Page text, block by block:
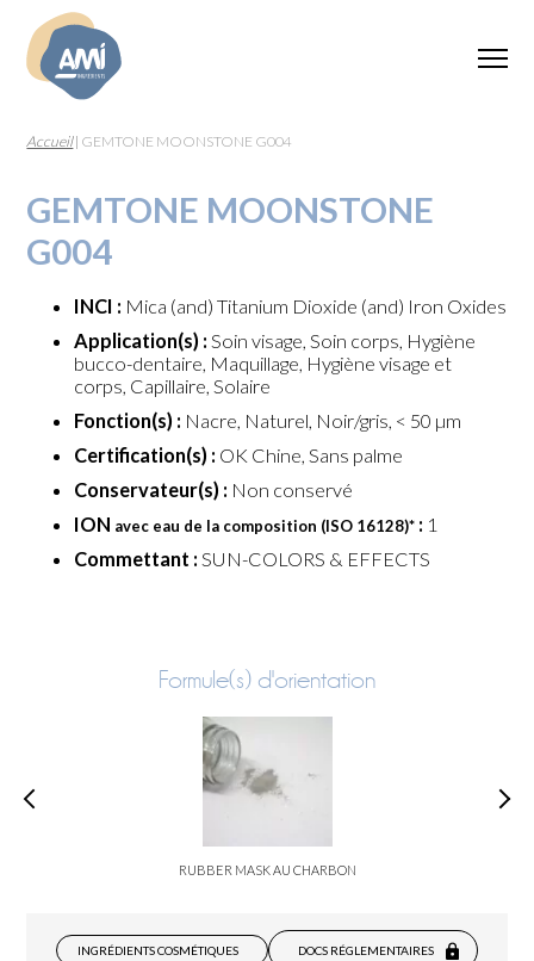
Accueil| GEMTONE MOONSTONE G004
GEMTONE MOONSTONE
G004
INCI : Mica (and) Titanium Dioxide (and) Iron Oxides
Application(s) : Soin visage, Soin corps, Hygiène
bucco-dentaire, Maquillage, Hygiène visage et
corps, Capillaire, Solaire
Fonction(s) : Nacre, Naturel, Noir/gris, < 50 µm
Certification(s) : OK Chine, Sans palme
Conservateur(s) : Non conservé
ION avec eau de la composition (ISO 16128)* : 1
Commettant : SUN-COLORS & EFFECTS
Formule(s) d'orientation
RUBBER MASK AU CHARBON
INGRÉDIENTS COSMÉTIQUES DOCS RÉGLEMENTAIRES